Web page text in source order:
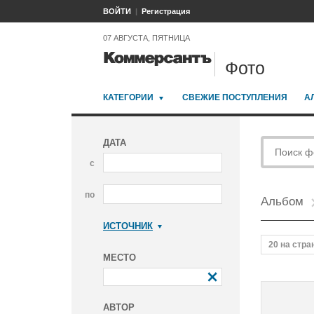
ВОЙТИ Регистрация
07 АВГУСТА, ПЯТНИЦА
Фото
КАТЕГОРИИ СВЕЖИЕ ПОСТУПЛЕНИЯ
ДАТА
с
по
ИСТОЧНИК
МЕСТО
АВТОР
Альбом
20 на